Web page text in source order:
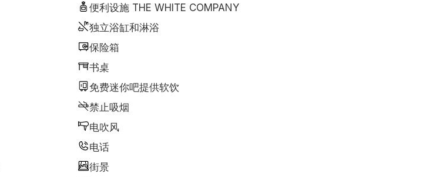
便利设施 THE WHITE COMPANY
独立浴缸和淋浴
保险箱
书桌
免费迷你吧提供软饮
禁止吸烟
电吹风
电话
街景